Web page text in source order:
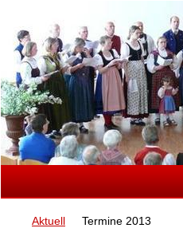
Aktuell Termine 2013